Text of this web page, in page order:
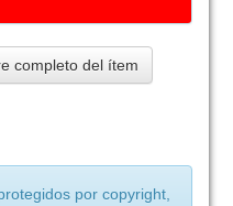
completo del ítem
por copyright,